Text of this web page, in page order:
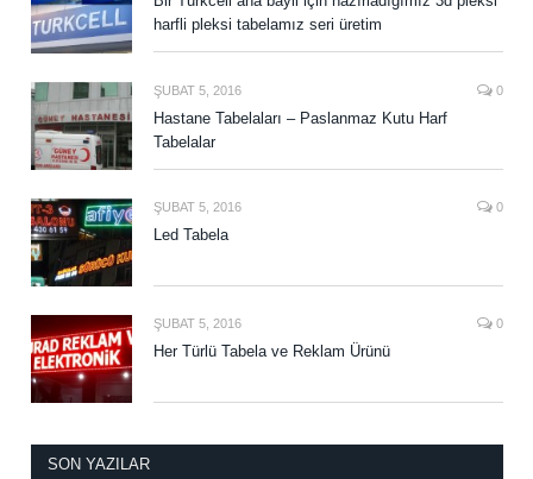
harfli pleksi tabelamız seri üretim
ŞUBAT 5, 2016 0
Hastane Tabelaları – Paslanmaz Kutu Harf
Tabelalar
ŞUBAT 5, 2016 0
Led Tabela
ŞUBAT 5, 2016 0
Her Türlü Tabela ve Reklam Ürünü
SON YAZILAR